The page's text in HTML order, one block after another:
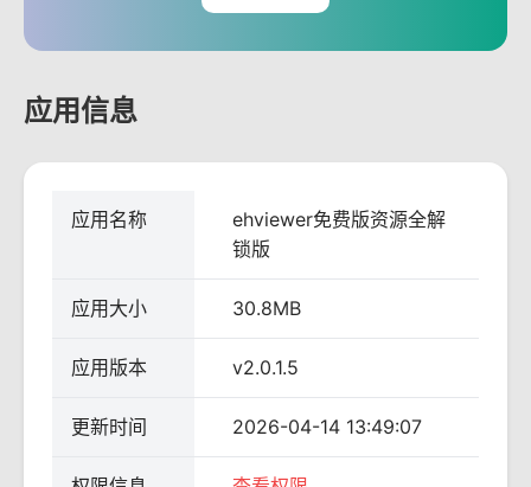
应用信息
应用名称
ehviewer免费版资源全解
锁版
应用大小 30.8MB
应用版本 v2.0.1.5
更新时间 2026-04-14 13:49:07